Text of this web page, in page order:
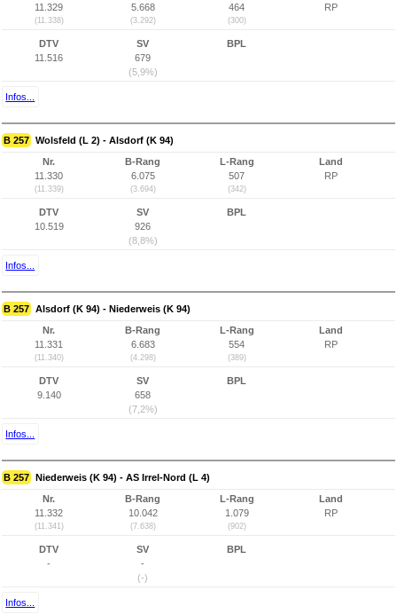
11.329
(11.338)
5.668
(3.292)
464
(300)
RP
DTV
11.516
SV
679
(5,9%)
BPL
Infos...
B 257 Wolsfeld (L 2) - Alsdorf (K 94)
Nr.
11.330
(11.339)
B-Rang
6.075
(3.694)
L-Rang
507
(342)
Land
RP
DTV
10.519
SV
926
(8,8%)
BPL
Infos...
B 257 Alsdorf (K 94) - Niederweis (K 94)
Nr.
11.331
(11.340)
B-Rang
6.683
(4.298)
L-Rang
554
(389)
Land
RP
DTV
9.140
SV
658
(7,2%)
BPL
Infos...
B 257 Niederweis (K 94) - AS Irrel-Nord (L 4)
Nr.
11.332
(11.341)
B-Rang
10.042
(7.638)
L-Rang
1.079
(902)
Land
RP
DTV
-
SV
-
(-)
BPL
Infos...